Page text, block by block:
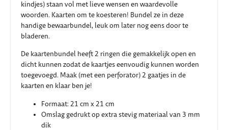
kindjes) staan vol met lieve wensen en waardevolle
woorden. Kaarten om te koesteren! Bundel ze in deze
handige bewaarbundel, leuk om later nog eens door te
bladeren.
De kaartenbundel heeft 2 ringen die gemakkelijk open en
dicht kunnen zodat de kaartjes eenvoudig kunnen worden
toegevoegd. Maak (met een perforator) 2 gaatjes in de
kaarten en klaar ben je!
Formaat: 21 cm x 21 cm
Omslag gedrukt op extra stevig materiaal van 3 mm
dik